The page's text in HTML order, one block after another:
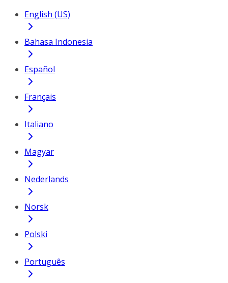
English (US)
Bahasa Indonesia
Español
Français
Italiano
Magyar
Nederlands
Norsk
Polski
Português